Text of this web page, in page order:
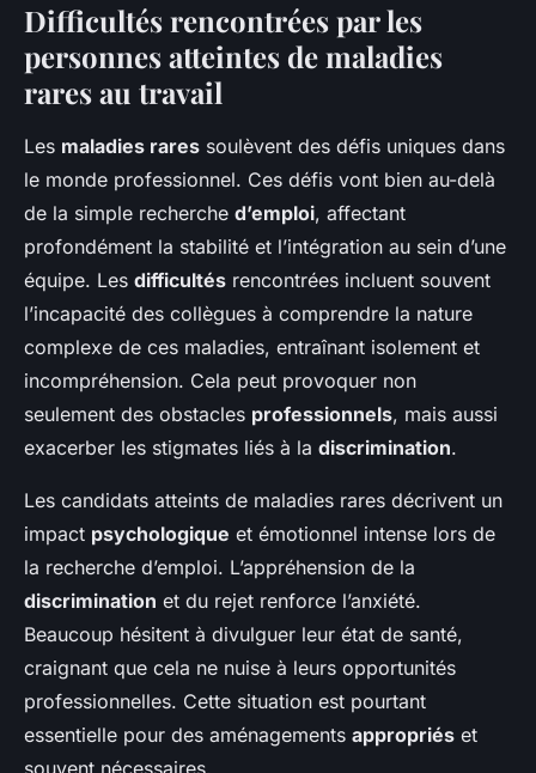
Difficultés et solutions pour
l'emploi quand on est atteint
d'une maladie rare
William•15 février 2025•5 min de lecture
Difficultés rencontrées par les
personnes atteintes de maladies
rares au travail
Les maladies rares soulèvent des défis uniques dans
le monde professionnel. Ces défis vont bien au-delà
de la simple recherche d’emploi, affectant
profondément la stabilité et l’intégration au sein d’une
équipe. Les difficultés rencontrées incluent souvent
l’incapacité des collègues à comprendre la nature
complexe de ces maladies, entraînant isolement et
incompréhension. Cela peut provoquer non
seulement des obstacles professionnels, mais aussi
exacerber les stigmates liés à la discrimination.
Les candidats atteints de maladies rares décrivent un
impact psychologique et émotionnel intense lors de
la recherche d’emploi. L’appréhension de la
discrimination et du rejet renforce l’anxiété.
Beaucoup hésitent à divulguer leur état de santé,
craignant que cela ne nuise à leurs opportunités
professionnelles. Cette situation est pourtant
essentielle pour des aménagements appropriés et
souvent nécessaires.